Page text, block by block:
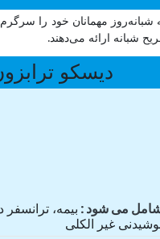
مهمانان خود را
شبانه ارائه می‌دهند.
دیسکو
می شود بیمه،
غیر الکلی